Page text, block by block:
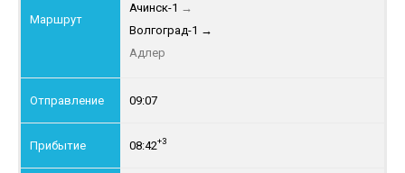
Ачинск-1 →
Волгоград-1 →
Адлер
09:07
08:42+3